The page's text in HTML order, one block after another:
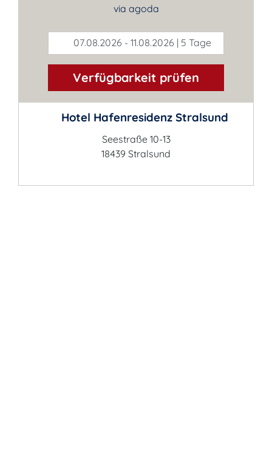
via agoda
07.08.2026 - 11.08.2026 | 5 Tage
Verfügbarkeit prüfen
Hotel Hafenresidenz Stralsund
Seestraße 10-13
18439 Stralsund